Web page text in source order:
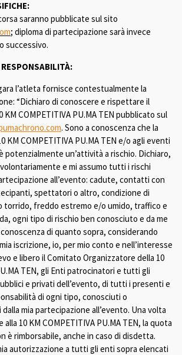
saranno pubblicate sul sito
; diploma di partecipazione sarà invece
successivo.
l’atleta fornisce contestualmente la
“Dichiaro di conoscere e rispettare il
COMPETITIVA PU.MA TEN pubblicato sul
. Sono a conoscenza che la
KM COMPETITIVA PU.MA TEN e/o agli eventi
potenzialmente un’attività a rischio. Dichiaro,
e mi assumo tutti i rischi
all’evento: cadute, contatti con
spettatori o altro, condizione di
torrido, freddo estremo e/o umido, traffico e
ogni tipo di rischio ben conosciuto e da me
di quanto sopra, considerando
iscrizione, io, per mio conto e nell’interesse
e libero il Comitato Organizzatore della 10
TEN, gli Enti patrocinatori e tutti gli
e privati dell’evento, di tutti i presenti e
di ogni tipo, conosciuti o
mia partecipazione all’evento. Una volta
10 KM COMPETITIVA PU.MA TEN, la quota
è rimborsabile, anche in caso di disdetta.
autorizzazione a tutti gli enti sopra elencati